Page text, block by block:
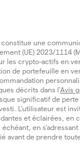
une
(UE) 2023/1114
les crypto-actifs en
de portefeuille en
décrits dans l'Avis
significatif de perte
L'utilisateur est
et éclairées, en
échéant, en
avant de prendre